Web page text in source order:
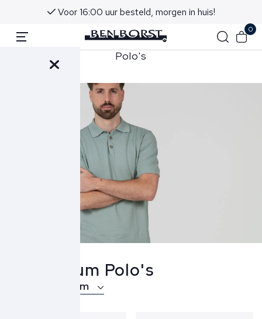
Voor 16:00 uur besteld, morgen in huis!
0
Polo's
Ma.Strum Polo's
Over Ma.Strum